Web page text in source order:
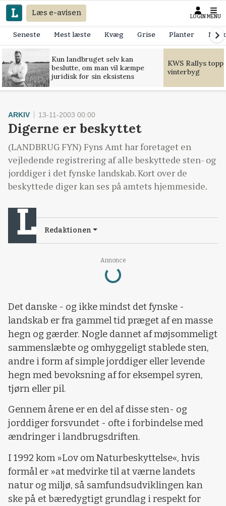
Læs e-avisen LOGIN MENU
Seneste Mest læste Kvæg Grise Planter
Kun landbruget selv kan
beslutte, om man vil kæmpe
juridisk for sin eksistens
KWS Rallys
vinterbyg
Annonce
Loading...
ARKIV 13-11-2003 00:00
Digerne er beskyttet
(LANDBRUG FYN) Fyns Amt har foretaget en
vejledende registrering af alle beskyttede sten- og
jorddiger i det fynske landskab. Kort over de
beskyttede diger kan ses på amtets hjemmeside.
Redaktionen
Det danske - og ikke mindst det fynske -
landskab er fra gammel tid præget af en masse
hegn og gærder. Nogle dannet af møjsommeligt
sammenslæbte og omhyggeligt stablede sten,
andre i form af simple jorddiger eller levende
hegn med bevoksning af for eksempel syren,
tjørn eller pil.
Gennem årene er en del af disse sten- og
jorddiger forsvundet - ofte i forbindelse med
ændringer i landbrugsdriften.
I 1992 kom »Lov om Naturbeskyttelse«, hvis
formål er »at medvirke til at værne landets
natur og miljø, så samfundsudviklingen kan
ske på et bæredygtigt grundlag i respekt for